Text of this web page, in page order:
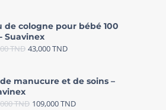
de cologne pour bébé 100
Suavinex
TND 43,000TND
manucure et de soins –
TND 109,000TND